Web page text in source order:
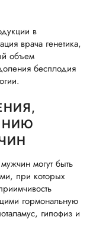
в
врача генетика,
объем
бесплодия
могут быть
при которых
гормональную
гипофиз и